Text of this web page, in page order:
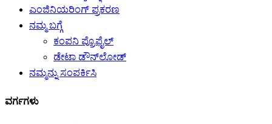
ಎಂಜಿನಿಯರಿಂಗ್ ಪ್ರಕರಣ
ನಮ್ಮ ಬಗ್ಗೆ
ಕಂಪನಿ ಪ್ರೊಫೈಲ್
ಡೇಟಾ ಡೌನ್‌ಲೋಡ್
ನಮ್ಮನ್ನು ಸಂಪರ್ಕಿಸಿ
ವರ್ಗಗಳು